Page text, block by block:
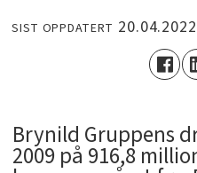
SIST OPPDATERT
Brynild Gruppens
2009 på 916,8